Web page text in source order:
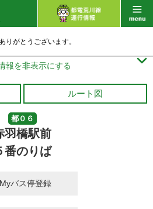
りがとうございます。
報を非表示にする 
ルート図
都０６
羽橋駅前
番のりば
Myバス停登録